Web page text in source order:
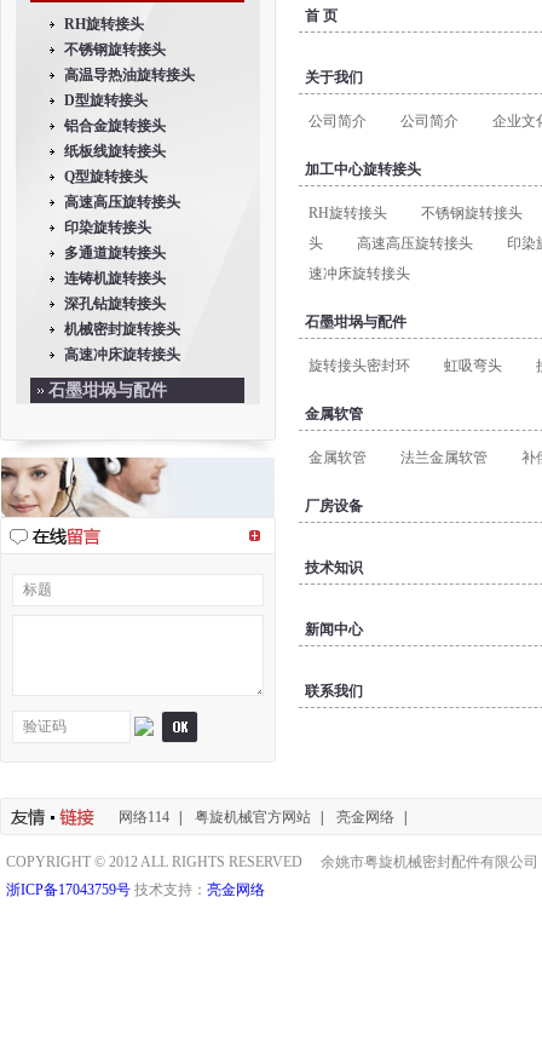
RH旋转接头
不锈钢旋转接头
高温导热油旋转接头
D型旋转接头
铝合金旋转接头
纸板线旋转接头
Q型旋转接头
高速高压旋转接头
印染旋转接头
多通道旋转接头
连铸机旋转接头
深孔钻旋转接头
机械密封旋转接头
高速冲床旋转接头
石墨坩埚与配件
首 页
关于我们
公司简介 公司简介 企业文
加工中心旋转接头
RH旋转接头
不锈钢旋转接头
头
高速高压旋转接头
印染
速冲床旋转接头
石墨坩埚与配件
旋转接头密封环 虹吸弯头
金属软管
金属软管 法兰金属软管 补
厂房设备
技术知识
新闻中心
联系我们
网络114 粤旋机械官方网站 亮金网络
COPYRIGHT © 2012 ALL RIGHTS RESERVED 余姚市粤旋机械密封配件有限公司
浙ICP备17043759号 技术支持： 亮金网络